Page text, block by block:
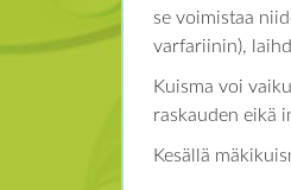
se voimistaa
varfariinin),
Kuisma voi
raskauden eikä
Kesällä